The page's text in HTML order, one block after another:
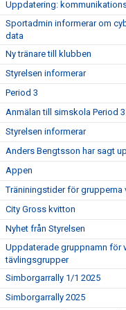
Uppdatering:
Sportadmin informerar om
data
Ny tränare till klubben
Styrelsen informerar
Period 3
Anmälan till simskola Period 3
Styrelsen informerar
Anders Bengtsson har sagt
Appen
Träniningstider för grupperna
City Gross kvitton
Nyhet från Styrelsen
Uppdaterade gruppnamn för
tävlingsgrupper
Simborgarrally 1/1 2025
Simborgarrally 2025